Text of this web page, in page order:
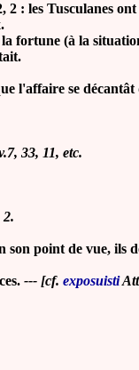
les Tusculanes ont
fortune (à la
l'affaire se décantât
33, 11, etc.
2.
point de vue, ils
--- [cf. exposuisti